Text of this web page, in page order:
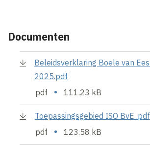
Documenten
Beleidsverklaring Boele van
2025.pdf
pdf
• 111.23 kB
Toepassingsgebied ISO BvE .pdf
pdf
• 123.58 kB